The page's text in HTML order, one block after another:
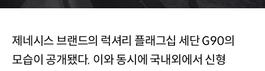
열림)
제네시스 브랜드의 럭셔리 플래그십 세단 G90의
모습이 공개됐다. 이와 동시에 국내외에서 신형